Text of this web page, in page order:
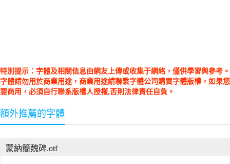
特別提示：字體及相關信息由網友上傳或收集于網絡，僅供學習與參考。
字體請勿用於商業用途，商業用途請聯繫字體公司購買字體版權，如果您
要商用，必須自行聯系版權人授權,否則法律責任自負。
額外推薦的字體
蒙納簡魏碑.otf